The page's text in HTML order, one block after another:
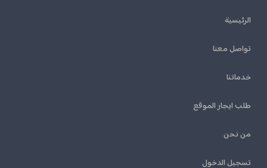
الرئيسية
تواصل معنا
خدماتنا
طلب ايجار الموقع
من نحن
تسجيل الدخول